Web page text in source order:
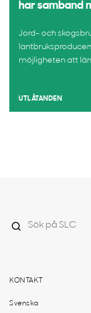
har samband
Jord- och
möjligheten att
UTLÅTANDEN
KONTAKT
Svenska